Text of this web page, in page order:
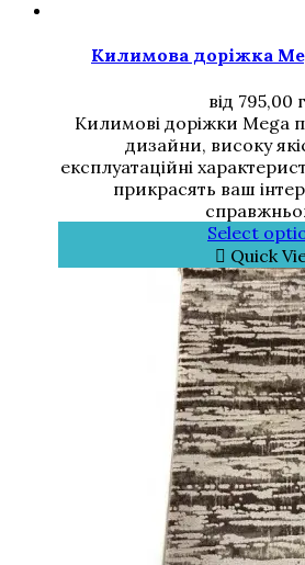
Килимова доріжка
від 795,00
Килимові доріжки Mega
дизайни, високу
експлуатаційні
прикрасять ваш
Select
Quick